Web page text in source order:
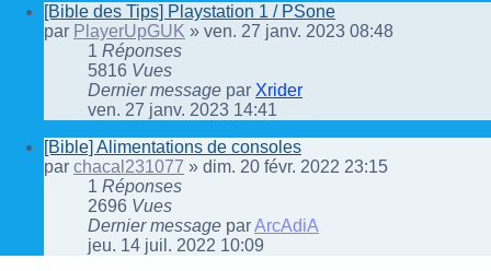
[Bible des Tips] Playstation 1 / PSone
par PlayerUpGUK » ven. 27 janv. 2023 08:48
1 Réponses
5816 Vues
Dernier message par Xrider
ven. 27 janv. 2023 14:41
[Bible] Alimentations de consoles
par chacal231077 » dim. 20 févr. 2022 23:15
1 Réponses
2696 Vues
Dernier message parArcAdiA
jeu. 14 juil. 2022 10:09